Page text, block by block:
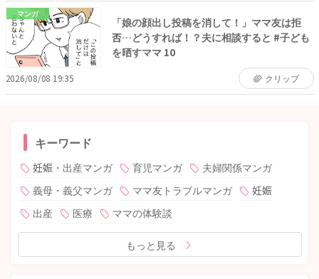
マンガ
「娘の顔出し投稿を消して！」ママ友は拒
否…どうすれば！？夫に相談すると #子ども
を晒すママ 10
2026/08/08 19:35 クリップ
キーワード
妊娠・出産マンガ 育児マンガ
夫婦関係マンガ
義母・義父マンガ
ママ友トラブルマンガ
妊娠
出産
医療 ママの体験談
もっと見る